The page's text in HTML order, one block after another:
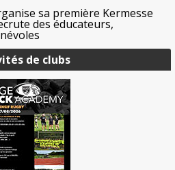
sa première Kermesse
des éducateurs,
de clubs